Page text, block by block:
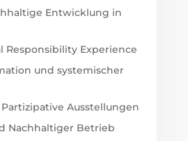
Entwicklung in
Responsibility Experience
und systemischer
Ausstellungen
Nachhaltiger Betrieb